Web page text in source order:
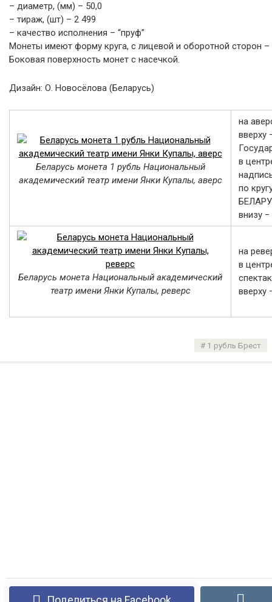
– диаметр, (мм) – 50,0
– тираж, (шт) – 2 499
– качество исполнения – “пруф”
Монеты имеют форму круга, с лицевой и оборотной сторон
Боковая поверхность монет с насечкой.
Дизайн: О. Новосёлова (Беларусь)
Беларусь монета 1 рубль Национальный
академический театр имени Янки Купалы, аверс
на
вверху
в
по
внизу
Беларусь монета Национальный академический
театр имени Янки Купалы, реверс
на
в
вверху
1 рубль Брест